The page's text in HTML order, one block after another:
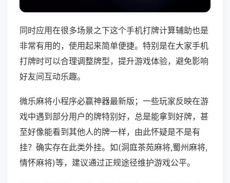
同时应用在很多场景之下这个手机打牌计算辅助也是
非常有用的，使用起来简单便捷。特别是在大家手机
打牌时可以合理调整牌型，提升游戏体验，避免影响
好友间互动乐趣。
微乐麻将小程序必赢神器最新版；一些玩家反映在游
戏中遇到部分用户的牌特别好，总是能拿到好牌，甚
至好像能看到其他人的牌一样，由此怀疑是不是有
挂？确实存在此类外挂。如(洞庭茶苑麻将,蜀州麻将,
情怀麻将)等，建议通过正规途径维护游戏公平。